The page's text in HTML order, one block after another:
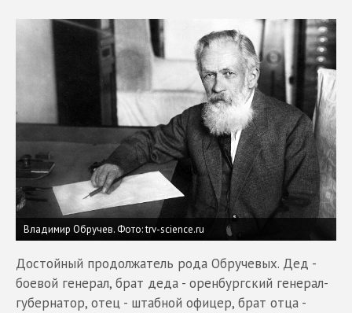
Владимир Обручев.Фото: trv-science.ru
Достойный продолжатель рода Обручевых. Дед -
боевой генерал, брат деда - оренбургский генерал-
губернатор, отец - штабной офицер, брат отца -